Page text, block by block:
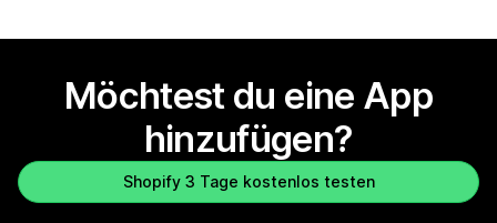
Möchtest du eine App
hinzufügen?
Shopify 3 Tage kostenlos testen